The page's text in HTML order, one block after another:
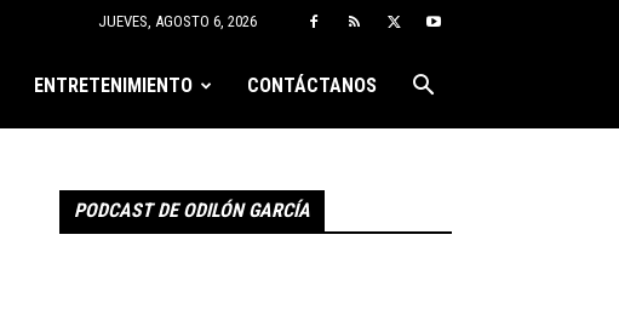
JUEVES, AGOSTO 6, 2026
ENTRETENIMIENTO CONTÁCTANOS
PODCAST DE ODILÓN GARCÍA